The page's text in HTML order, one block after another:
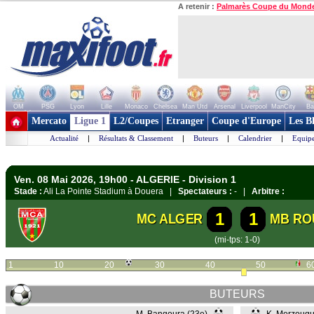
A retenir : Palmarès Coupe du
OM PSG Lyon Lille Monaco Chelsea Man Utd Arsenal Liverpool ManCity
+ de clubs
Mercato Ligue 1 L2/Coupes Etranger Coupe d'Europe Les
Actualité | Résultats & Classement | Buteurs | Calendrier |
Ven. 08 Mai 2026, 19h00 - ALGERIE - Division 1
Stade : Ali La Pointe Stadium à Douera | Spectateurs : - | Arbitre :
MC ALGER 1 1 MB
(mi-tps: 1-0)
1 10 20 30 40 50
BUTEURS